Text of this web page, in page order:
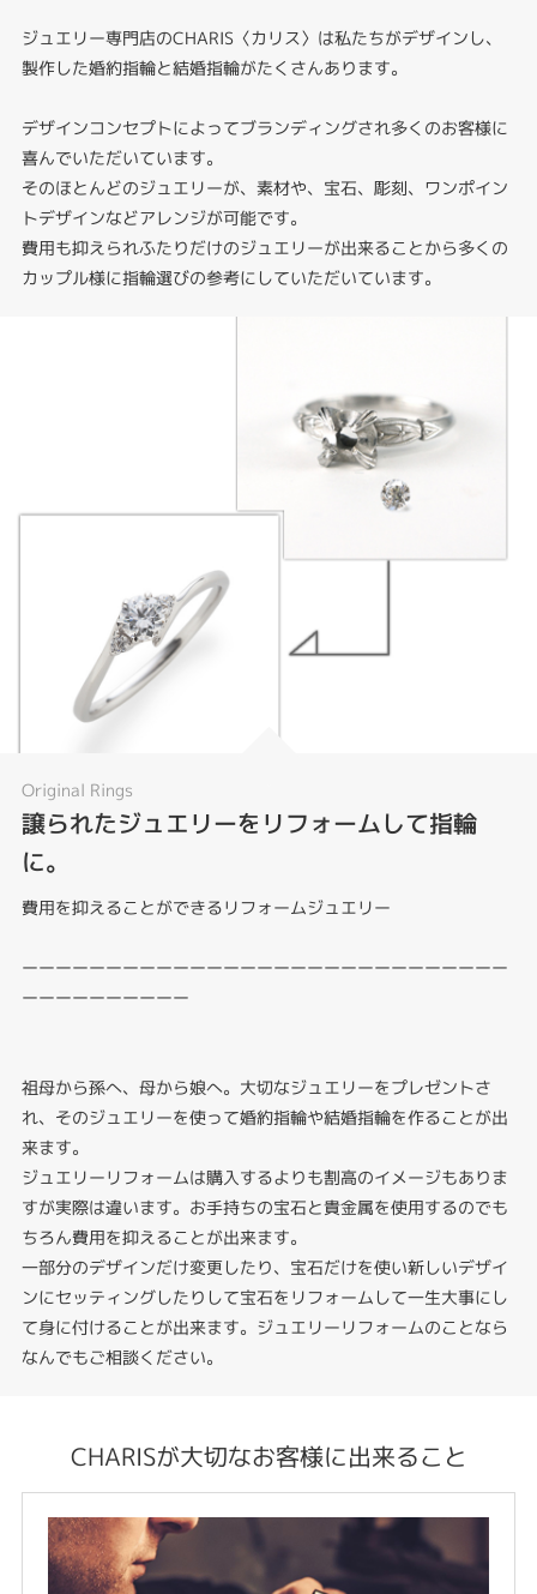
ジュエリー専門店のCHARIS〈カリス〉は私たちがデザインし、
製作した婚約指輪と結婚指輪がたくさんあります。
デザインコンセプトによってブランディングされ多くのお客様に
喜んでいただいています。
そのほとんどのジュエリーが、素材や、宝石、彫刻、ワンポイン
トデザインなどアレンジが可能です。
費用も抑えられふたりだけのジュエリーが出来ることから多くの
カップル様に指輪選びの参考にしていただいています。
Original Rings
譲られたジュエリーをリフォームして指輪
に。
費用を抑えることができるリフォームジュエリー
ーーーーーーーーーーーーーーーーーーーーーーーーーーーーー
ーーーーーーーーーー
祖母から孫へ、母から娘へ。大切なジュエリーをプレゼントさ
れ、そのジュエリーを使って婚約指輪や結婚指輪を作ることが出
来ます。
ジュエリーリフォームは購入するよりも割高のイメージもありま
すが実際は違います。お手持ちの宝石と貴金属を使用するのでも
ちろん費用を抑えることが出来ます。
一部分のデザインだけ変更したり、宝石だけを使い新しいデザイ
ンにセッティングしたりして宝石をリフォームして一生大事にし
て身に付けることが出来ます。ジュエリーリフォームのことなら
なんでもご相談ください。
CHARISが大切なお客様に出来ること